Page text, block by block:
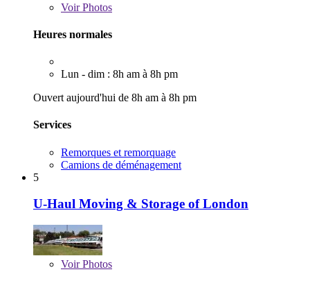
VoirPhotos
Heures normales
Lun - dim : 8h am à 8h pm
Ouvert aujourd'hui de 8h am à 8h pm
Services
Remorques et remorquage
Camions de déménagement
5
U-Haul Moving & Storage of London
VoirPhotos